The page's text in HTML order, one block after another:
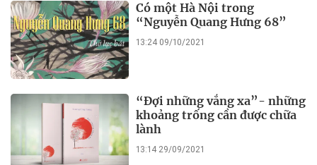
Có một Hà Nội trong
“Nguyễn Quang Hưng 68”
13:24 09/10/2021
“Đợi những vắng xa”- những
khoảng trống cần được chữa
lành
13:14 29/09/2021